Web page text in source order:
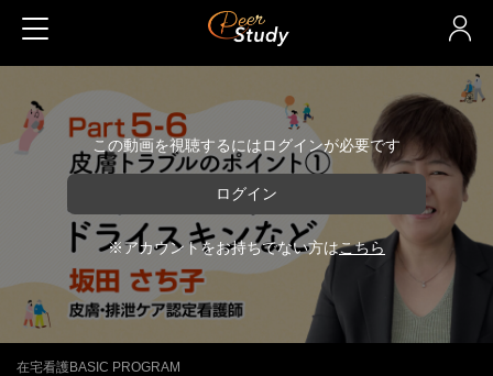
この動画を視聴するにはログインが必要です
ログイン
※アカウントをお持ちでない方はこちら
在宅看護BASIC PROGRAM